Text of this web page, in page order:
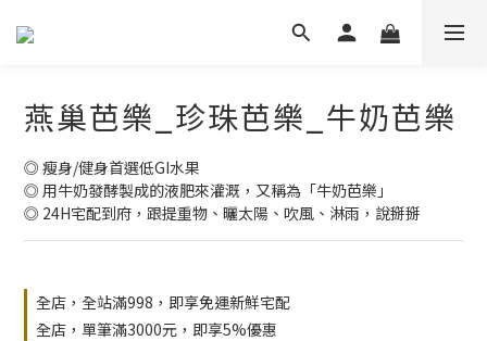
燕巢芭樂_珍珠芭樂_牛奶芭樂
◎ 瘦身/健身首選低GI水果
◎ 用牛奶發酵製成的液肥來灌溉，又稱為「牛奶芭樂」
◎ 24H宅配到府，跟提重物、曬太陽、吹風、淋雨，說掰掰
全店，全站滿998，即享免運新鮮宅配
全店，單筆滿3000元，即享5%優惠